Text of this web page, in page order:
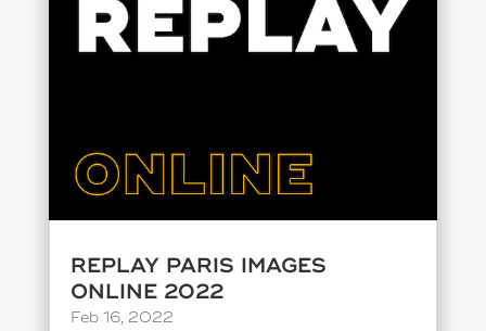
REPLAY PARIS IMAGES
ONLINE 2022
Feb 16, 2022